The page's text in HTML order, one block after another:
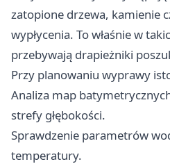
zatopione drzewa, kamienie
wypłycenia. To właśnie w
przebywają drapieżniki
Przy planowaniu wyprawy
Analiza map
strefy głębokości.
Sprawdzenie parametrów
temperatury.